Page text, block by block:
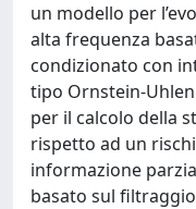
un modello per
alta frequenza
condizionato con
tipo Ornstein-
per il calcolo della
rispetto ad un
informazione
basato sul